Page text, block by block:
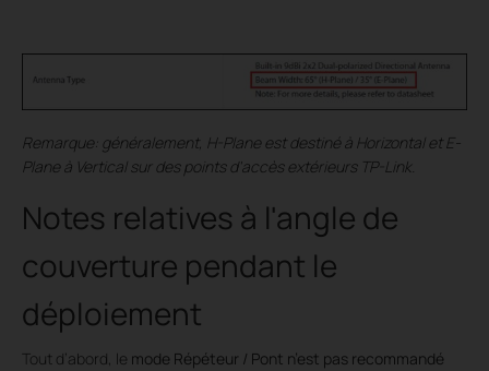
Remarque: généralement, H-Plane est destiné à Horizontal et E-
Plane à Vertical sur des points d'accès extérieurs TP-Link.
Notes relatives à l'angle de
couverture pendant le
déploiement
Tout d’abord, le mode Répéteur / Pont n’est pas recommandé